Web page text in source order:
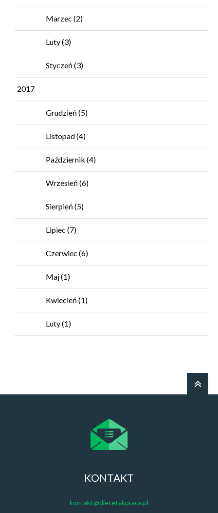
Marzec (2)
Luty(3)
Styczeń (3)
2017
Grudzień (5)
Listopad(4)
Październik (4)
Wrzesień (6)
Sierpień (5)
Lipiec (7)
Czerwiec (6)
Maj(1)
Kwiecień (1)
Luty(1)
KONTAKT
kontakt@dietetykpraca.pl